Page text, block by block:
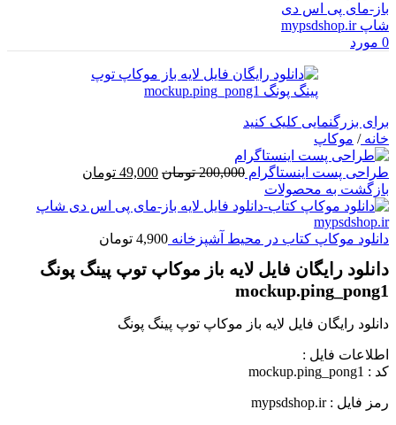
0 مورد
برای بزرگنمایی کلیک کنید
خانه/ موکاپ
طراحی پست اینستاگرام 200,000 تومان 49,000 تومان
بازگشت به محصولات
دانلود موکاپ کتاب در محیط آشپزخانه 4,900 تومان
دانلود رایگان فایل لایه باز موکاپ توپ پینگ پونگ
mockup.ping_pong1
دانلود رایگان فایل لایه باز موکاپ توپ پینگ پونگ
اطلاعات فايل :
کد : mockup.ping_pong1
رمز فایل : mypsdshop.ir